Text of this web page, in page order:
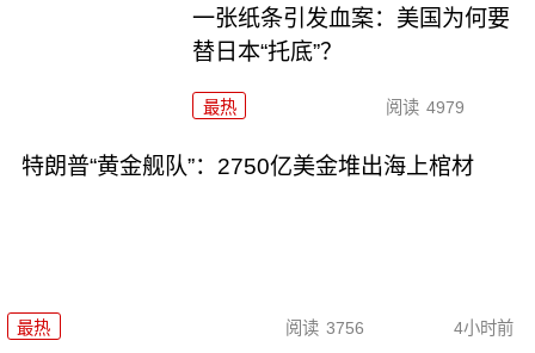
一张纸条引发血案：美国为何要
替日本“托底”？
最热 阅读 4979
特朗普“黄金舰队”：2750亿美金堆出海上棺材
最热 阅读 3756 4小时前